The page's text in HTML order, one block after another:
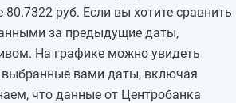
81,0133
81,2258
—
80.7322 руб. Если вы хотите сравнить
за предыдущие даты,
На графике можно увидеть
выбранные вами даты, включая
что данные от Центробанка